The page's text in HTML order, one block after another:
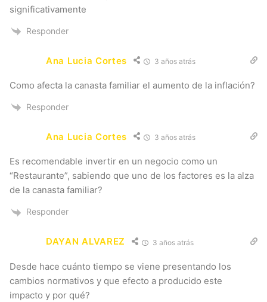
significativamente
Responder
Ana Lucia Cortes 3 años atrás
Como afecta la canasta familiar el aumento de la inflación?
Responder
Ana Lucia Cortes 3 años atrás
Es recomendable invertir en un negocio como un
“Restaurante”, sabiendo que uno de los factores es la alza
de la canasta familiar?
Responder
DAYAN ALVAREZ 3 años atrás
Desde hace cuánto tiempo se viene presentando los
cambios normativos y que efecto a producido este
impacto y por qué?